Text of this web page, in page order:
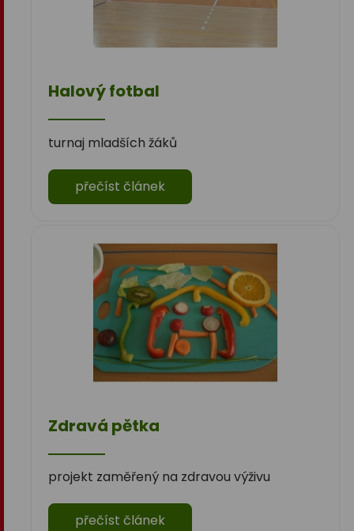
Halový fotbal
turnaj mladších žáků
přečíst článek
Zdravá pětka
projekt zaměřený na zdravou výživu
přečíst článek